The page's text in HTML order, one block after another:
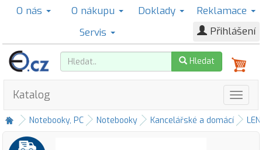
O nás O nákupu Doklady
Reklamace
Servis
Přihlášení
Hledat
Katalog
Notebooky, PC Notebooky Kancelářské a domácí